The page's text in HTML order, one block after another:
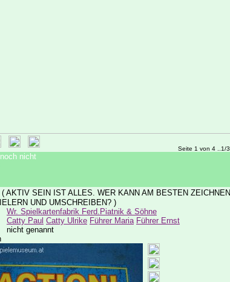
Seite 1 von 4 ..1/
nicht
( AKTIV SEIN IST ALLES. WER KANN AM BESTEN
UND UMSCHREIBEN? )
Wr. Spielkartenfabrik Ferd.Piatnik & Söhne
Catty Paul Catty Ulrike Führer Maria Führer Ernst
nicht genannt